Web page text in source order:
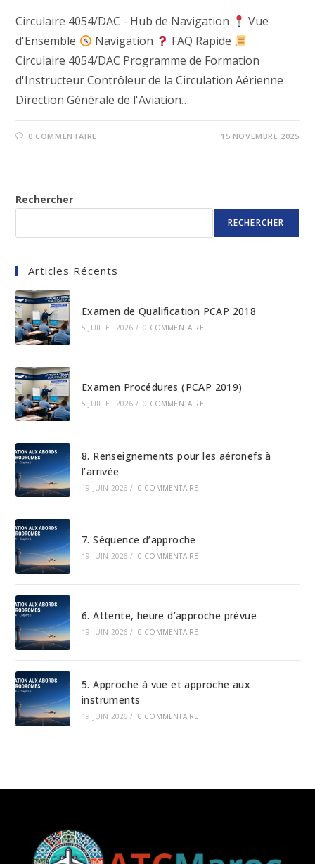
Circulaire 4054/DAC - Hub de Navigation
Vue
d'Ensemble
Navigation
FAQ Rapide
Circulaire 4054/DAC Programme de Formation
d'Instructeur Contrôleur de la Circulation Aérienne
Direction Générale de l'Aviation…
0 COMMENTAIRE 15 NOVEMBRE 2025
Rechercher
RECHERCHER
Articles Récents
Examen de Qualification PCAP 2018
5 JUILLET 2026 / 0 COMMENTAIRE
Examen Procédures (PCAP 2019)
5 JUILLET 2026 / 0 COMMENTAIRE
8. Renseignements pour les aéronefs à
l’arrivée
19 JUIN 2026 / 0 COMMENTAIRE
7. Séquence d’approche
19 JUIN 2026 / 0 COMMENTAIRE
6. Attente, heure d’approche prévue
19 JUIN 2026 / 0 COMMENTAIRE
5. Approche à vue et approche aux
instruments
19 JUIN 2026 / 0 COMMENTAIRE